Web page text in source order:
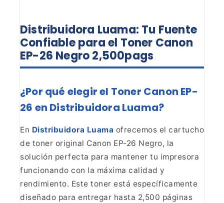
Distribuidora Luama: Tu Fuente
Confiable para el Toner Canon
EP-26 Negro 2,500pags
¿Por qué elegir el Toner Canon EP-
26 en Distribuidora Luama?
En Distribuidora Luama ofrecemos el cartucho
de toner original Canon EP-26 Negro, la
solución perfecta para mantener tu impresora
funcionando con la máxima calidad y
rendimiento. Este toner está específicamente
diseñado para entregar hasta 2,500 páginas